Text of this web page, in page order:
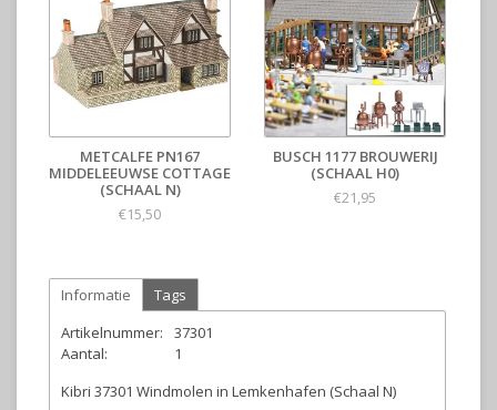
METCALFE PN167
MIDDELEEUWSE COTTAGE
(SCHAAL N)
€15,50
BUSCH 1177 BROUWERIJ
(SCHAAL H0)
€21,95
Informatie
Tags
Artikelnummer:
37301
Aantal:
1
Kibri 37301 Windmolen in Lemkenhafen (Schaal N)